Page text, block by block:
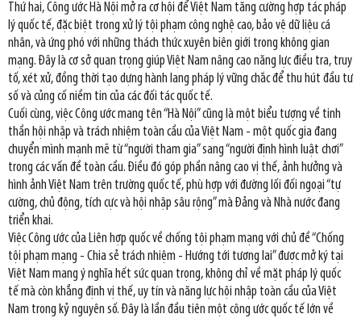
Thứ hai, Công ước Hà Nội mở ra cơ hội để Việt Nam tăng cường hợp tác pháp
lý quốc tế, đặc biệt trong xử lý tội phạm công nghệ cao, bảo vệ dữ liệu cá
nhân, và ứng phó với những thách thức xuyên biên giới trong không gian
mạng. Đây là cơ sở quan trọng giúp Việt Nam nâng cao năng lực điều tra, truy
tố, xét xử, đồng thời tạo dựng hành lang pháp lý vững chắc để thu hút đầu tư
số và củng cố niềm tin của các đối tác quốc tế.
Cuối cùng, việc Công ước mang tên “Hà Nội” cũng là một biểu tượng về tinh
thần hội nhập và trách nhiệm toàn cầu của Việt Nam - một quốc gia đang
chuyển mình mạnh mẽ từ “người tham gia” sang “người định hình luật chơi”
trong các vấn đề toàn cầu. Điều đó góp phần nâng cao vị thế, ảnh hưởng và
hình ảnh Việt Nam trên trường quốc tế, phù hợp với đường lối đối ngoại “tự
cường, chủ động, tích cực và hội nhập sâu rộng” mà Đảng và Nhà nước đang
triển khai.
Việc Công ước của Liên hợp quốc về chống tội phạm mạng với chủ đề “Chống
tội phạm mạng - Chia sẻ trách nhiệm - Hướng tới tương lai” được mở ký tại
Việt Nam mang ý nghĩa hết sức quan trọng, không chỉ về mặt pháp lý quốc
tế mà còn khẳng định vị thế, uy tín và năng lực hội nhập toàn cầu của Việt
Nam trong kỷ nguyên số. Đây là lần đầu tiên một công ước quốc tế lớn về